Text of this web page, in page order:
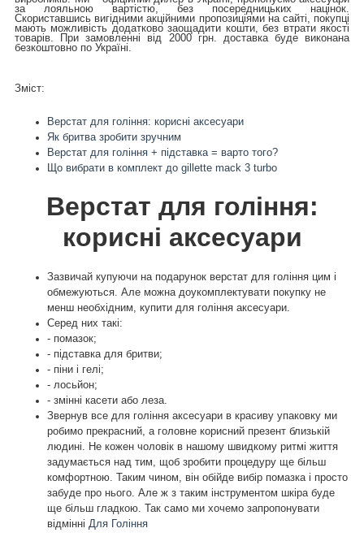
за лояльною вартістю, без посередницьких націнок.
Скориставшись вигідними акційними пропозиціями на сайті, покупці
мають можливість додатково заощадити кошти, без втрати якості
товарів. При замовленні від 2000 грн. доставка буде виконана
безкоштовно по Україні.
Зміст:
Верстат для гоління: корисні аксесуари
Як бритва зробити зручним
Верстат для гоління + підставка = варто того?
Що вибрати в комплект до gillette mack 3 turbo
Верстат для гоління:
корисні аксесуари
Зазвичай купуючи на подарунок верстат для гоління цим і
обмежуються. Але можна доукомплектувати покупку не
менш необхідним, купити для гоління аксесуари.
Серед них такі:
- помазок;
- підставка для бритви;
- піни і гелі;
- лосьйон;
- змінні касети або леза.
Звернув все для гоління аксесуари в красиву упаковку ми
робимо прекрасний, а головне корисний презент близькій
людині. Не кожен чоловік в нашому швидкому ритмі життя
задумається над тим, щоб зробити процедуру ще більш
комфортною. Таким чином, він обійде вибір помазка і просто
забуде про нього. Але ж з таким інструментом шкіра буде
ще більш гладкою. Так само ми хочемо запропонувати
відмінні Для Гоління